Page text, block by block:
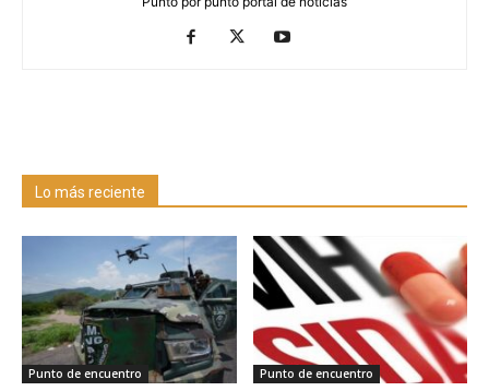
Lo más reciente
Punto de encuentro Punto de encuentro